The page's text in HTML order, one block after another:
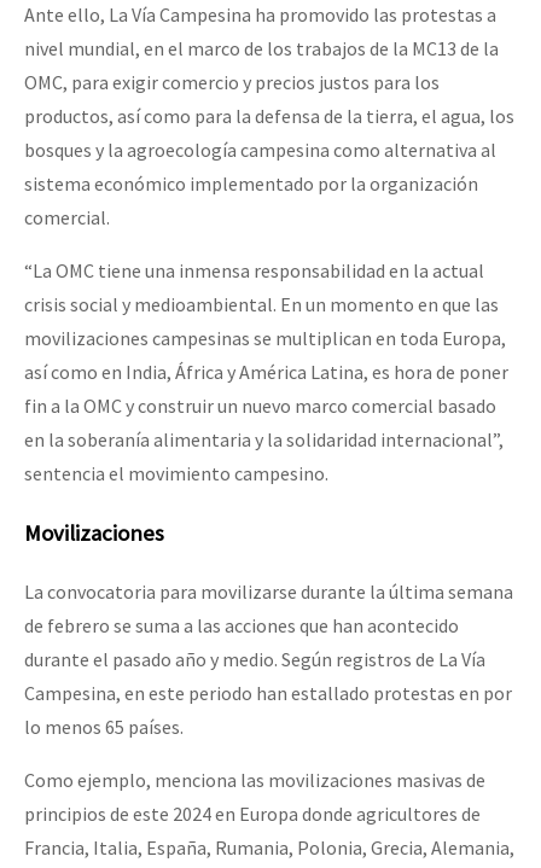
Ante ello, La Vía Campesina ha promovido las protestas a
nivel mundial, en el marco de los trabajos de la MC13 de la
OMC, para exigir comercio y precios justos para los
productos, así como para la defensa de la tierra, el agua, los
bosques y la agroecología campesina como alternativa al
sistema económico implementado por la organización
comercial.
“La OMC tiene una inmensa responsabilidad en la actual
crisis social y medioambiental. En un momento en que las
movilizaciones campesinas se multiplican en toda Europa,
así como en India, África y América Latina, es hora de poner
fin a la OMC y construir un nuevo marco comercial basado
en la soberanía alimentaria y la solidaridad internacional”,
sentencia el movimiento campesino.
Movilizaciones
La convocatoria para movilizarse durante la última semana
de febrero se suma a las acciones que han acontecido
durante el pasado año y medio. Según registros de La Vía
Campesina, en este periodo han estallado protestas en por
lo menos 65 países.
Como ejemplo, menciona las movilizaciones masivas de
principios de este 2024 en Europa donde agricultores de
Francia, Italia, España, Rumania, Polonia, Grecia, Alemania,